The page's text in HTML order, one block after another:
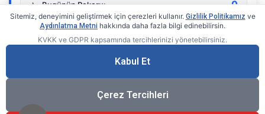
⭐ Bugünün Rekoru: 0
Live Online Counter• by KerimUsta
Gerçek zamanlı sayaç
Sitemiz, deneyimini geliştirmek için çerezleri kullanır. Gizlilik Politikamız ve
Aydınlatma Metni hakkında daha fazla bilgi edinebilirsin.
KVKK ve GDPR kapsamında tercihlerinizi yönetebilirsiniz.
Kabul Et
Çerez Tercihleri